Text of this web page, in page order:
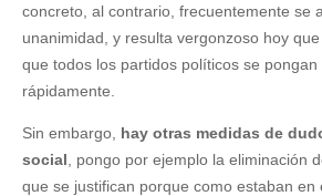
concreto, al contrario, frecuentemente se
unanimidad, y resulta vergonzoso hoy
que todos los partidos políticos se
rápidamente.
Sin embargo, hay otras medidas de
social , pongo por ejemplo la eliminación
que se justifican porque como estaban en